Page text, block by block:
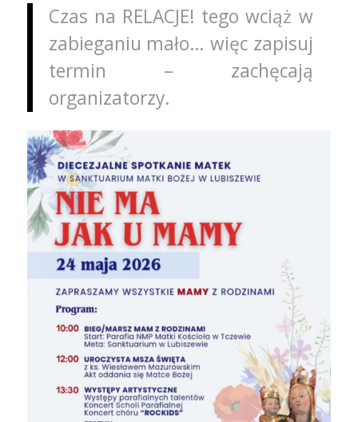
Czas na RELACJE! tego wciąż w
zabieganiu mało… więc zapisuj
termin – zachęcają
organizatorzy.